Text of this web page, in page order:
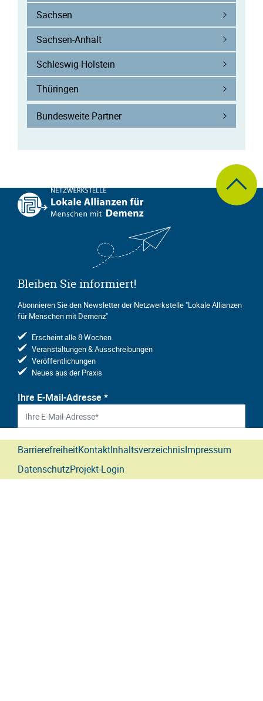
Sachsen
Sachsen-Anhalt
Schleswig-Holstein
Thüringen
Bundesweite Partner
Bleiben Sie informiert!
Abonnieren Sie den Newsletter der Netzwerkstelle "Lokale Allianzen
für Menschen mit Demenz"
Erscheint alle 8 Wochen
Veranstaltungen & Ausschreibungen
Veröffentlichungen
Neues aus der Praxis
Ihre E-Mail-Adresse *
zum
BarrierefreiheitKontaktInhaltsverzeichnisImpressum
DatenschutzProjekt-Login